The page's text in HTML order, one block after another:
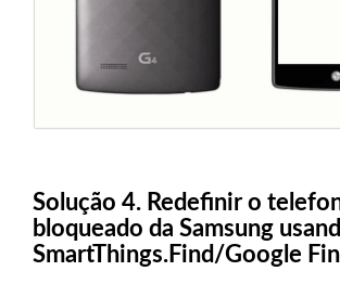
Solução 4. Redefinir o
bloqueado da Samsung
SmartThings.Find/Google